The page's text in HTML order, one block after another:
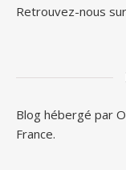
Retrouvez-nous
Blog hébergé par
France.